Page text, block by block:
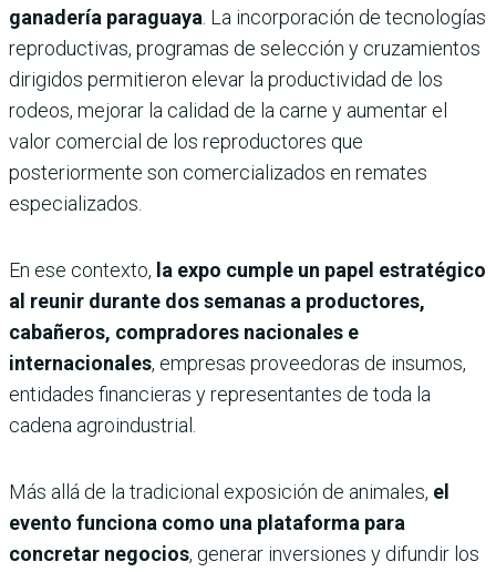
ganadería paraguaya. La incorporación de tecnologías
reproductivas, programas de selección y cruzamientos
dirigidos permitieron elevar la productividad de los
rodeos, mejorar la calidad de la carne y aumentar el
valor comercial de los reproductores que
posteriormente son comercializados en remates
especializados.
En ese contexto, la expo cumple un papel estratégico
al reunir durante dos semanas a productores,
cabañeros, compradores nacionales e
internacionales, empresas proveedoras de insumos,
entidades financieras y representantes de toda la
cadena agroindustrial.
Más allá de la tradicional exposición de animales, el
evento funciona como una plataforma para
concretar negocios, generar inversiones y difundir los